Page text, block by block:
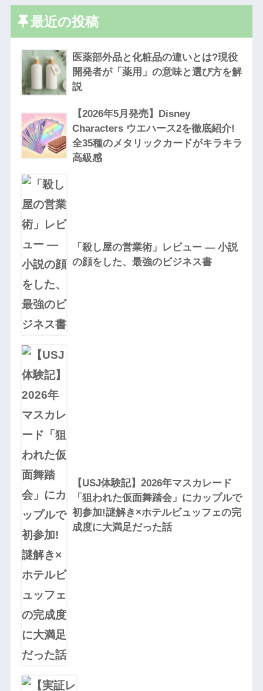
最近の投稿
医薬部外品と化粧品の違いとは?現役
開発者が「薬用」の意味と選び方を解
説
【2026年5月発売】Disney
Characters ウエハース2を徹底紹介!
全35種のメタリックカードがキラキラ
高級感
「殺し屋の営業術」レビュー — 小説
の顔をした、最強のビジネス書
【USJ体験記】2026年マスカレード
「狙われた仮面舞踏会」にカップルで
初参加!謎解き×ホテルビュッフェの完
成度に大満足だった話